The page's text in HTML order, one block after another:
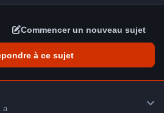
Commencer un nouveau sujet
à ce sujet
a